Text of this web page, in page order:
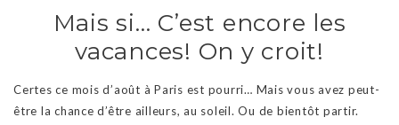
Mais si… C’est encore les
vacances! On y croit!
Certes ce mois d’août à Paris est pourri… Mais vous avez peut-
être la chance d’être ailleurs, au soleil. Ou de bientôt partir.